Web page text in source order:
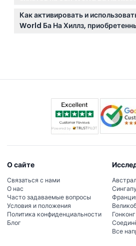
минут до закрытия) (время
изменяться — пожалуйста,
подойти людям с ограниченной
К сожалению, отмены, возвраты
после бронирования не
убедитесь в своем решении
Как активировать и
World Ба На Хиллз,
срока действия билета.
О сайте
Связаться с нами
О нас
Часто задаваемые вопросы
Условия и положения
Политика конфиденциальности
Блог
Гонконг
Все